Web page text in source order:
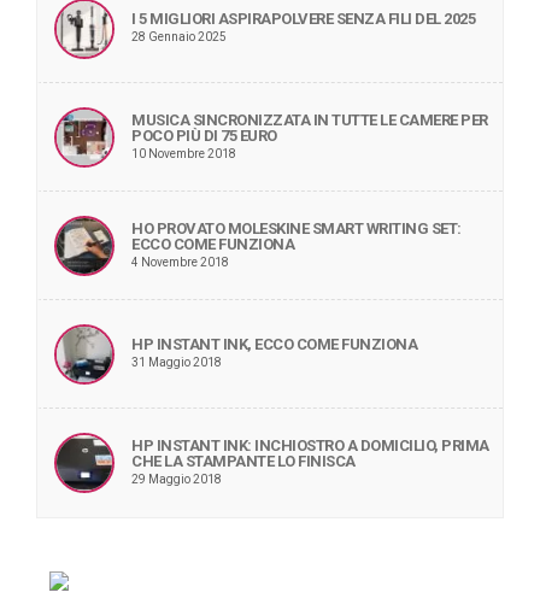
I 5 MIGLIORI ASPIRAPOLVERE SENZA FILI DEL 2025
28 Gennaio 2025
MUSICA SINCRONIZZATA IN TUTTE LE CAMERE PER
POCO PIÙ DI 75 EURO
10 Novembre 2018
HO PROVATO MOLESKINE SMART WRITING SET:
ECCO COME FUNZIONA
4 Novembre 2018
HP INSTANT INK, ECCO COME FUNZIONA
31 Maggio 2018
HP INSTANT INK: INCHIOSTRO A DOMICILIO, PRIMA
CHE LA STAMPANTE LO FINISCA
29 Maggio 2018